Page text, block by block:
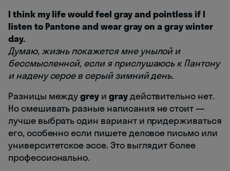
I think my life would feel gray and pointless if I
listen to Pantone and wear gray on a gray winter
day.
Думаю, жизнь покажется мне унылой и
бессмысленной, если я прислушаюсь к Пантону
и надену серое в серый зимний день.
Разницы междуgrey и grayдействительно нет.
Но смешивать разные написания не стоит —
лучше выбрать один вариант и придерживаться
его, особенно если пишете деловое письмо или
университетское эссе. Это выглядит более
профессионально.